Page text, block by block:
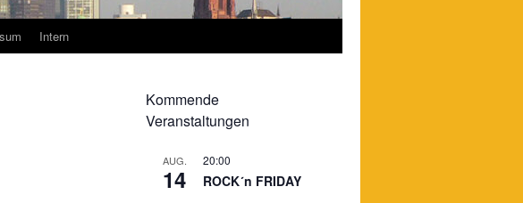
Intern
Kommende
Veranstaltungen
AUG.
14
20:00
ROCK´n FRIDAY